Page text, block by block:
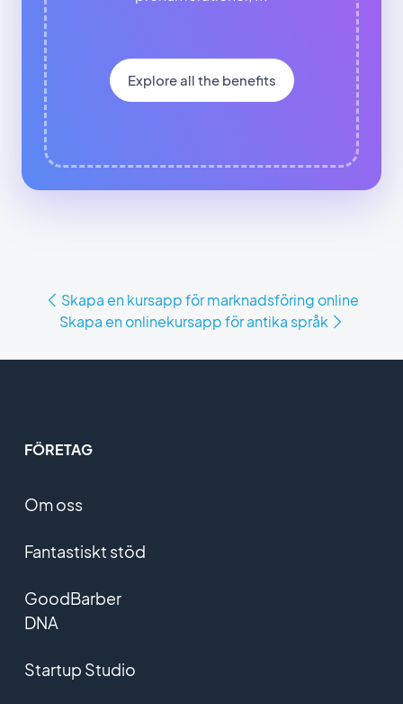
Explore all the benefits
Skapa en kursapp för marknadsföring online
Skapa en onlinekursapp för antika språk
FÖRETAG
Om oss
Fantastiskt stöd
GoodBarber
DNA
Startup Studio